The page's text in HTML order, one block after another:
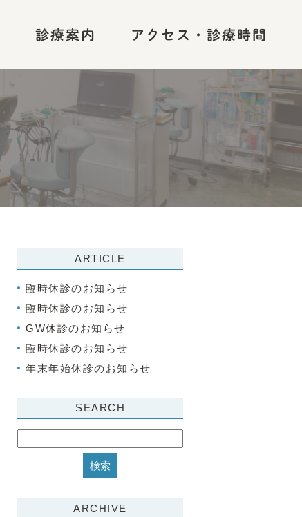
診療案内 アクセス・診療時間
ARTICLE
臨時休診のお知らせ
臨時休診のお知らせ
GW休診のお知らせ
臨時休診のお知らせ
年末年始休診のお知らせ
SEARCH
ARCHIVE